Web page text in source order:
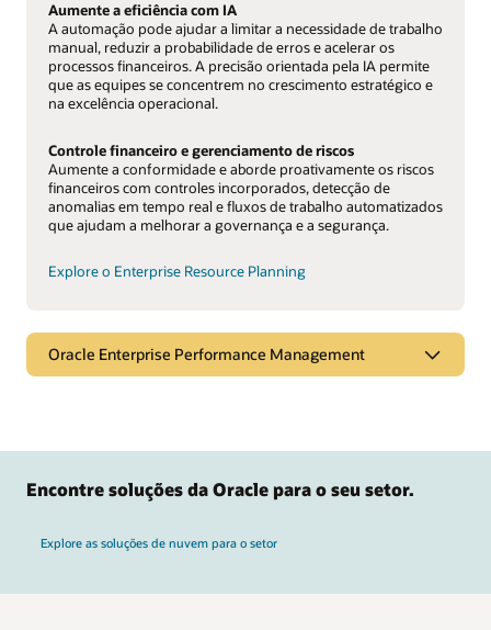
Aumente a eficiência com IA
A automação pode ajudar a limitar a necessidade de trabalho
manual, reduzir a probabilidade de erros e acelerar os
processos financeiros. A precisão orientada pela IA permite
que as equipes se concentrem no crescimento estratégico e
na excelência operacional.
Controle financeiro e gerenciamento de riscos
Aumente a conformidade e aborde proativamente os riscos
financeiros com controles incorporados, detecção de
anomalias em tempo real e fluxos de trabalho automatizados
que ajudam a melhorar a governança e a segurança.
Explore o Enterprise Resource Planning
Oracle Enterprise Performance Management
Encontre soluções da Oracle para o seu setor.
Explore as soluções de nuvem para o setor